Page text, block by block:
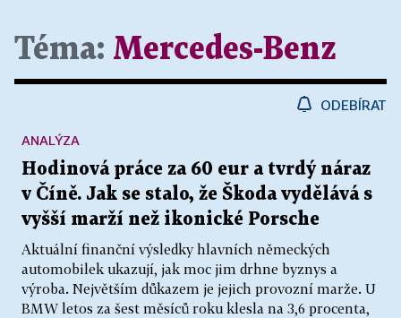
Téma: Mercedes-Benz
ODEBÍRAT
Hodinová práce za 60 eur a tvrdý náraz
v Číně. Jak se stalo, že Škoda vydělává s
vyšší marží než ikonické Porsche
Aktuální finanční výsledky hlavních německých
automobilek ukazují, jak moc jim drhne byznys a
výroba. Největším důkazem je jejich provozní marže. U
BMW letos za šest měsíců roku klesla na 3,6 procenta,
ANALÝZA